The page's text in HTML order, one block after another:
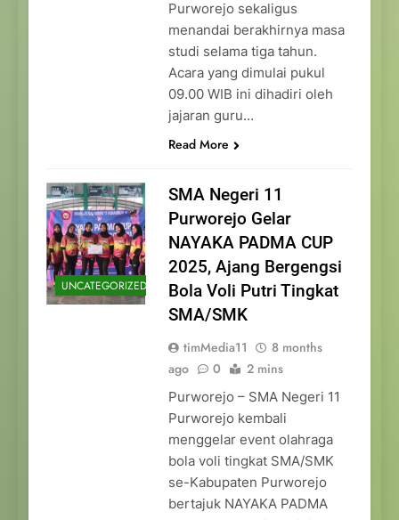
Purworejo sekaligus
menandai berakhirnya masa
studi selama tiga tahun.
Acara yang dimulai pukul
09.00 WIB ini dihadiri oleh
jajaran guru…
Read More
UNCATEGORIZED
SMA Negeri 11
Purworejo Gelar
NAYAKA PADMA CUP
2025, Ajang Bergengsi
Bola Voli Putri Tingkat
SMA/SMK
timMedia11
8 months
ago
0 2 mins
Purworejo – SMA Negeri 11
Purworejo kembali
menggelar event olahraga
bola voli tingkat SMA/SMK
se-Kabupaten Purworejo
bertajuk NAYAKA PADMA